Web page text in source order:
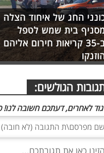
החג של איחוד הצלה
בית שמש לטפל
ב-35 קריאות חירום אליהם
הגולשים:
לאחרים, דעתכם חשובה לנו!